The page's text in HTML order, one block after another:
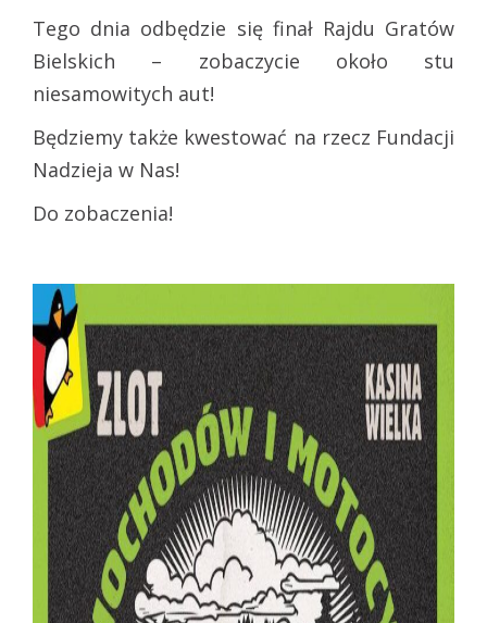
Tego dnia odbędzie się finał Rajdu Gratów
Bielskich – zobaczycie około stu
niesamowitych aut!
Będziemy także kwestować na rzecz Fundacji
Nadzieja w Nas!
Do zobaczenia!